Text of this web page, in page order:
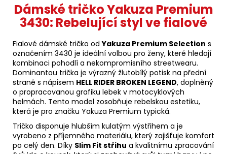
Dámské tričko Yakuza Premium
3430: Rebelující styl ve fialové
Fialové dámské tričko odYakuza Premium Selection s
označením 3430 je ideální volbou pro ženy, které hledají
kombinaci pohodlí a nekompromisního streetwearu.
Dominantou trička je výrazný žlutobílý potisk na přední
straně s nápisem HELL RIDER BROKEN LEGEND, doplněný
o propracovanou grafiku lebek v motocyklových
helmách. Tento model zosobňuje rebelskou estetiku,
která je pro značku Yakuza Premium typická.
Tričko disponuje hlubším kulatým výstřihem a je
vyrobeno z příjemného materiálu, který zajišťuje komfort
po celý den. Díky Slim Fit střihu a kvalitnímu zpracování